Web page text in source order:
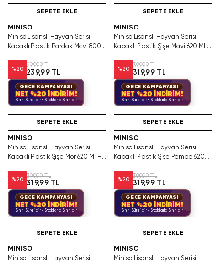
SEPETE EKLE
MINISO
Miniso Lisanslı Hayvan Serisi
Kapaklı Plastik Bardak Mavi 800
%20
299,99 TL
239,99 TL
GECE KAMPANYASI
NET %20 İNDİRİM!
Sınırlı Sürelidir • Stoklarla Sınırlıdır
SEPETE EKLE
MINISO
Miniso Lisanslı Hayvan Serisi
Kapaklı Plastik Şişe Mavi 620 Ml –
%20
399,99 TL
319,99 TL
GECE KAMPANYASI
NET %20 İNDİRİM!
Sınırlı Sürelidir • Stoklarla Sınırlıdır
SEPETE EKLE
MINISO
Miniso Lisanslı Hayvan Serisi
Kapaklı Plastik Şişe Mor 620 Ml –
%20
399,99 TL
319,99 TL
GECE KAMPANYASI
NET %20 İNDİRİM!
Sınırlı Sürelidir • Stoklarla Sınırlıdır
SEPETE EKLE
MINISO
Miniso Lisanslı Hayvan Serisi
Kapaklı Plastik Şişe Pembe 620
%20
399,99 TL
319,99 TL
GECE KAMPANYASI
NET %20 İNDİRİM!
Sınırlı Sürelidir • Stoklarla Sınırlıdır
SEPETE EKLE
MINISO
Miniso Lisanslı Hayvan Serisi
SEPETE EKLE
MINISO
Miniso Lisanslı Hayvan Serisi